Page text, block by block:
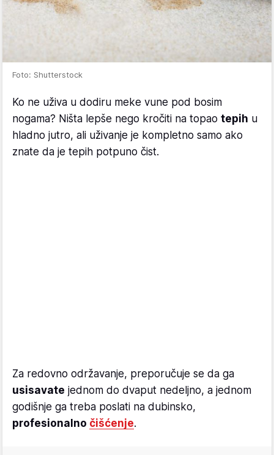
Foto: Shutterstock
Ko ne uživa u dodiru meke vune pod bosim
nogama? Ništa lepše nego kročiti na topao tepih u
hladno jutro, ali uživanje je kompletno samo ako
znate da je tepih potpuno čist.
Za redovno održavanje, preporučuje se da ga
usisavate jednom do dvaput nedeljno, a jednom
godišnje ga treba poslati na dubinsko,
profesionalno čišćenje.